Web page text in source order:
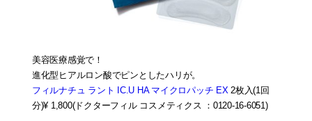
美容医療感覚で！
進化型ヒアルロン酸でピンとしたハリが。
フィルナチュ ラント IC.U HA マイクロパッチ EX2枚入(1回
分)¥ 1,800(ドクターフィル コスメティクス ：0120-16-6051)